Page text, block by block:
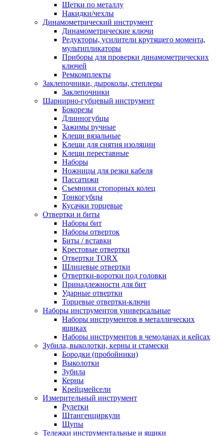
Щетки по металлу
Накидки/чехлы
Динамометрический инструмент
Динамометрические ключи
Редукторы, усилители крутящего момента,
мультипликаторы
Приборы для проверки динамометрических
ключей
Ремкомплекты
Заклепочники, дыроколы, степлеры
Заклепочники
Шарнирно-губцевый инструмент
Бокорезы
Длинногубцы
Зажимы ручные
Клещи вязальные
Клещи для снятия изоляции
Клещи переставные
Наборы
Ножницы для резки кабеля
Пассатижи
Съемники стопорных колец
Тонкогубцы
Кусачки торцевые
Отвертки и биты
Наборы бит
Наборы отверток
Биты / вставки
Крестовые отвертки
Отвертки TORX
Шлицевые отвертки
Отвертки-воротки под головки
Принадлежности для бит
Ударные отвертки
Торцевые отвертки-ключи
Наборы инструментов универсальные
Наборы инструментов в металлических
ящиках
Наборы инструментов в чемоданах и кейсах
Зубила, выколотки, керны и стамески
Бородки (пробойники)
Выколотки
Зубила
Керны
Крейцмейсели
Измерительный инструмент
Рулетки
Штангенциркули
Щупы
Тележки инструментальные и ящики